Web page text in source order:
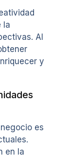
la
Al
y
es
en la